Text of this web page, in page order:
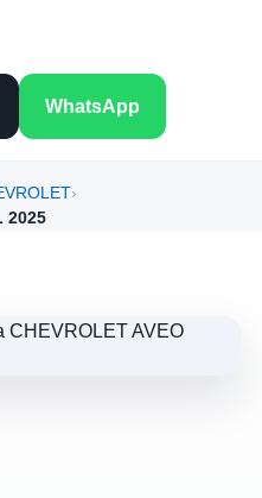
WhatsApp
›
2025